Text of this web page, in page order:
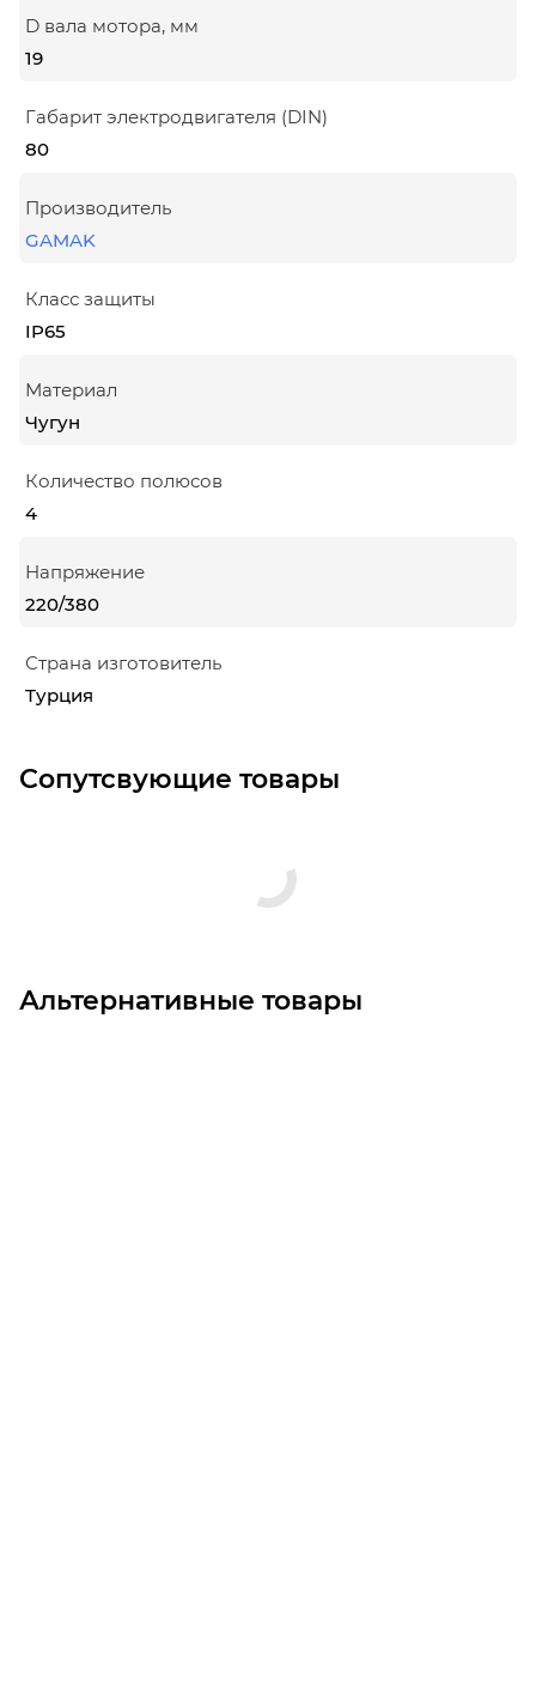
D вала мотора, мм
19
Габарит электродвигателя (DIN)
80
Производитель
GAMAK
Класс защиты
IP65
Материал
Чугун
Количество полюсов
4
Напряжение
220/380
Страна изготовитель
Турция
Сопутсвующие товары
Альтернативные товары